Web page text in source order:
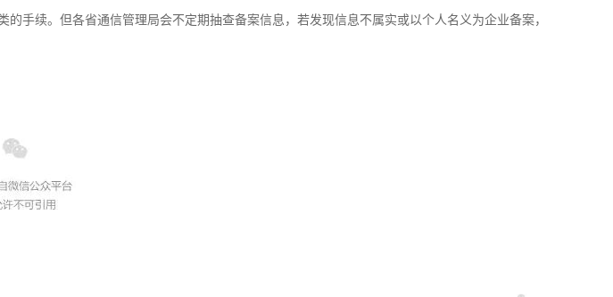
手续。但各省通信管理局会不定期抽查备案信息，若发现信息不属实或以个人名义为企业备案，